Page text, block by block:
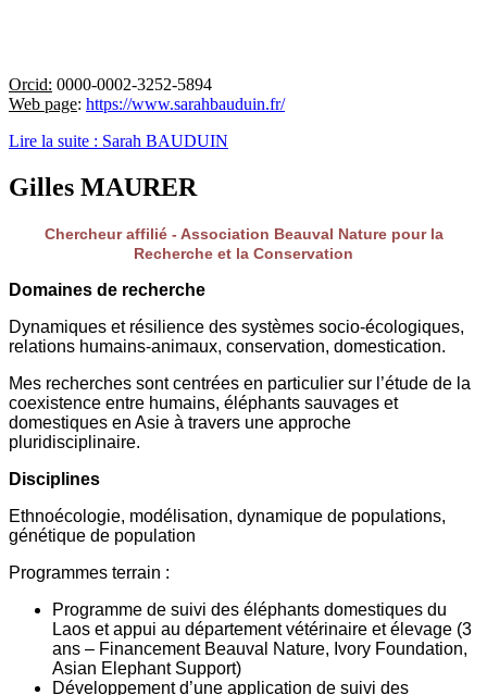
Orcid: 0000-0002-3252-5894
Web page: https://www.sarahbauduin.fr/
Lire la suite : Sarah BAUDUIN
Gilles MAURER
Chercheur affilié - Association Beauval Nature pour la
Recherche et la Conservation
Domaines de recherche
Dynamiques et résilience des systèmes socio-écologiques,
relations humains-animaux, conservation, domestication.
Mes recherches sont centrées en particulier sur l’étude de la
coexistence entre humains, éléphants sauvages et
domestiques en Asie à travers une approche
pluridisciplinaire.
Disciplines
Ethnoécologie, modélisation, dynamique de populations,
génétique de population
Programmes terrain :
Programme de suivi des éléphants domestiques du
Laos et appui au département vétérinaire et élevage (3
ans – Financement Beauval Nature, Ivory Foundation,
Asian Elephant Support)
Développement d’une application de suivi des